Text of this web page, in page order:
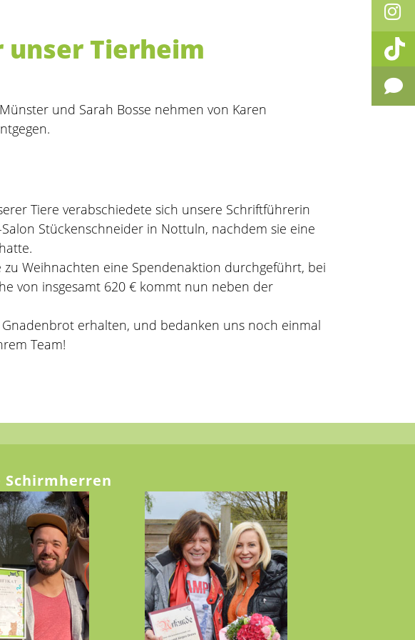
unser Tierheim
und Sarah Bosse nehmen von Karen
Tiere verabschiedete sich unsere Schriftführerin
Stückenschneider in Nottuln, nachdem sie eine
Weihnachten eine Spendenaktion durchgeführt, bei
von insgesamt 620 € kommt nun neben der
erhalten, und bedanken uns noch einmal
Team!
Schirmherren